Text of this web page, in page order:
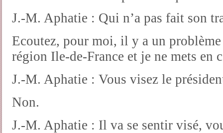
J.-M. Aphatie : Qui n’a pas fait son
Ecoutez, pour moi, il y a un
région Ile-de-France et je ne mets en
J.-M. Aphatie : Vous visez le
Non.
J.-M. Aphatie : Il va se sentir visé,